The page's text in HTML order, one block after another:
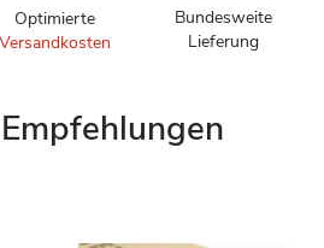
Optimierte
Versandkosten
Bundesweite
Lieferung